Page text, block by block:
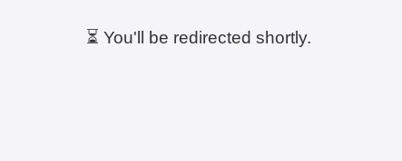
⏳ You'll be redirected shortly.